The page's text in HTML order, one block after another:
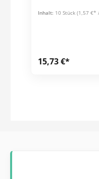
Inhalt: 10 Stück (1,57 €*
15,73 €*